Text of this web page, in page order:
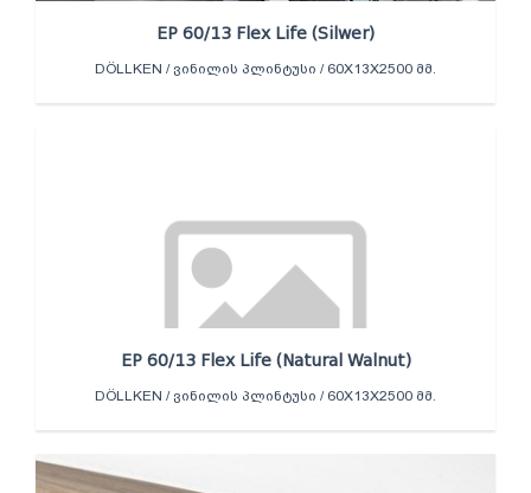
EP 60/13 Flex Life (Silwer)
DÖLLKEN / ᲕᲘᲜᲘᲚᲘᲡ ᲞᲚᲘᲜᲢᲣᲡᲘ / 60X13X2500 ᲛᲛ.
EP 60/13 Flex Life (Natural Walnut)
DÖLLKEN / ᲕᲘᲜᲘᲚᲘᲡ ᲞᲚᲘᲜᲢᲣᲡᲘ / 60X13X2500 ᲛᲛ.